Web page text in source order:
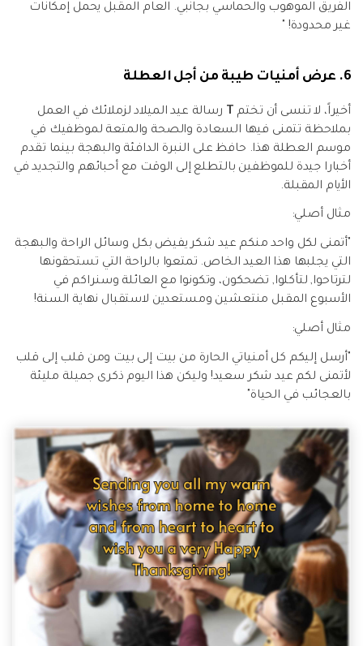
الفريق الموهوب والحماسي بجانبي. العام المقبل يحمل إمكانات
غير محدودة! "
6. عرض أمنيات طيبة من أجل العطلة
أخيراً، لا تنسى أن تختم T رسالة عيد الميلاد لزملائك في العمل
بملاحظة تتمنى فيها السعادة والصحة والمتعة لموظفيك في
موسم العطلة هذا. حافظ على النبرة الدافئة والبهجة بينما تقدم
أخبارا جيدة للموظفين بالتطلع إلى الوقت مع أحبائهم والتجديد في
الأيام المقبلة.
مثال أصلي:
"أتمنى لكل واحد منكم عيد شكر يفيض بكل وسائل الراحة والبهجة
التي يجلبها هذا العيد الخاص. تمتعوا بالراحة التي تستحقونها
لترتاحوا, لتأكلوا, تضحكون، وتكونوا مع العائلة وسنراكم في
الأسبوع المقبل منتعشين ومستعدين لاستقبال نهاية السنة!
مثال أصلي:
"أرسل إليكم كل أمنياتي الحارة من بيت إلى بيت ومن قلب إلى قلب
لأتمنى لكم عيد شكر سعيد! وليكن هذا اليوم ذكرى جميلة مليئة
بالعجائب في الحياة"